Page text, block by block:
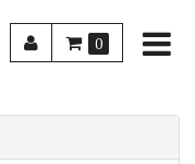
0